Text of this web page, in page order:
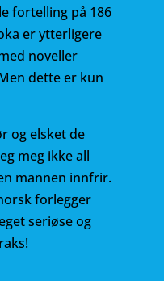
fortelling på 186
er ytterligere
noveller
dette er kun
og elsket de
meg ikke all
mannen innfrir.
forlegger
seriøse og